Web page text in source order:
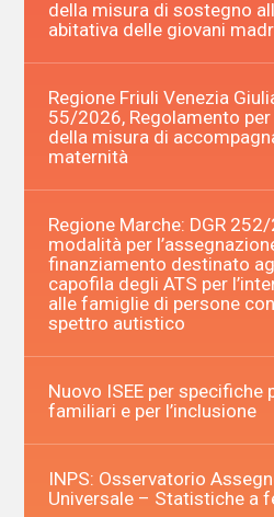
della misura di sostegno
abitativa delle giovani
Regione Friuli Venezia
55/2026, Regolamento per
della misura di
maternità
Regione Marche: DGR
modalità per
finanziamento destinato
capofila degli ATS per
alle famiglie di persone
spettro autistico
Nuovo ISEE per specifiche
familiari e per l’inclusione
INPS: Osservatorio
Universale – Statistiche a